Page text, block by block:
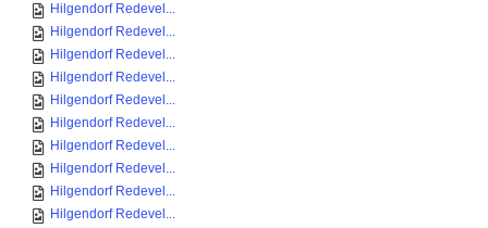
Hilgendorf Redevel...
Hilgendorf Redevel...
Hilgendorf Redevel...
Hilgendorf Redevel...
Hilgendorf Redevel...
Hilgendorf Redevel...
Hilgendorf Redevel...
Hilgendorf Redevel...
Hilgendorf Redevel...
Hilgendorf Redevel...